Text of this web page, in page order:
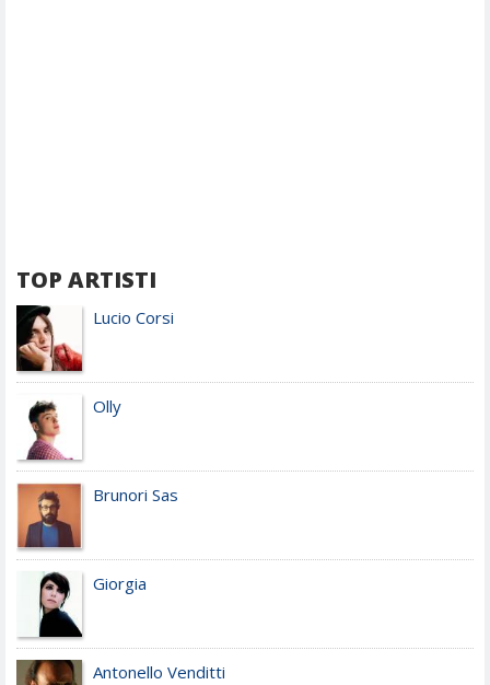
TOP ARTISTI
Lucio Corsi
Olly
Brunori Sas
Giorgia
Antonello Venditti